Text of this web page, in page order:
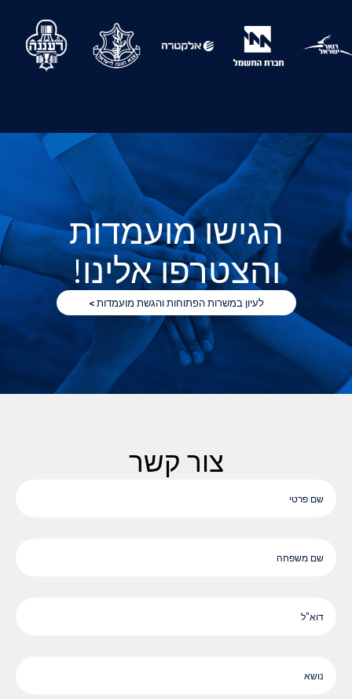
מועמדות
אלינו!
הפתוחות והגשת מועמדות >